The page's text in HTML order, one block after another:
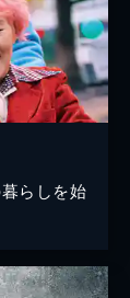
らしを始